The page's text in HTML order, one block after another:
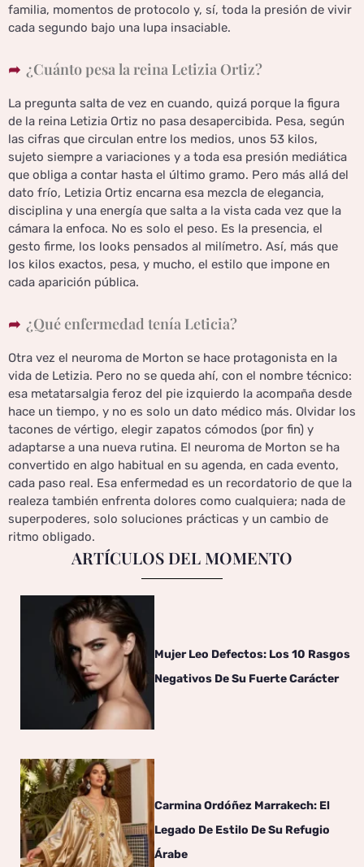
familia, momentos de protocolo y, sí, toda la presión de vivir
cada segundo bajo una lupa insaciable.
¿Cuánto pesa la reina Letizia Ortiz?
La pregunta salta de vez en cuando, quizá porque la figura
de la reina Letizia Ortiz no pasa desapercibida. Pesa, según
las cifras que circulan entre los medios, unos 53 kilos,
sujeto siempre a variaciones y a toda esa presión mediática
que obliga a contar hasta el último gramo. Pero más allá del
dato frío, Letizia Ortiz encarna esa mezcla de elegancia,
disciplina y una energía que salta a la vista cada vez que la
cámara la enfoca. No es solo el peso. Es la presencia, el
gesto firme, los looks pensados al milímetro. Así, más que
los kilos exactos, pesa, y mucho, el estilo que impone en
cada aparición pública.
¿Qué enfermedad tenía Leticia?
Otra vez el neuroma de Morton se hace protagonista en la
vida de Letizia. Pero no se queda ahí, con el nombre técnico:
esa metatarsalgia feroz del pie izquierdo la acompaña desde
hace un tiempo, y no es solo un dato médico más. Olvidar los
tacones de vértigo, elegir zapatos cómodos (por fin) y
adaptarse a una nueva rutina. El neuroma de Morton se ha
convertido en algo habitual en su agenda, en cada evento,
cada paso real. Esa enfermedad es un recordatorio de que la
realeza también enfrenta dolores como cualquiera; nada de
superpoderes, solo soluciones prácticas y un cambio de
ritmo obligado.
ARTÍCULOS DEL MOMENTO
Mujer Leo Defectos: Los 10 Rasgos
Negativos De Su Fuerte Carácter
Carmina Ordóñez Marrakech: El
Legado De Estilo De Su Refugio
Árabe